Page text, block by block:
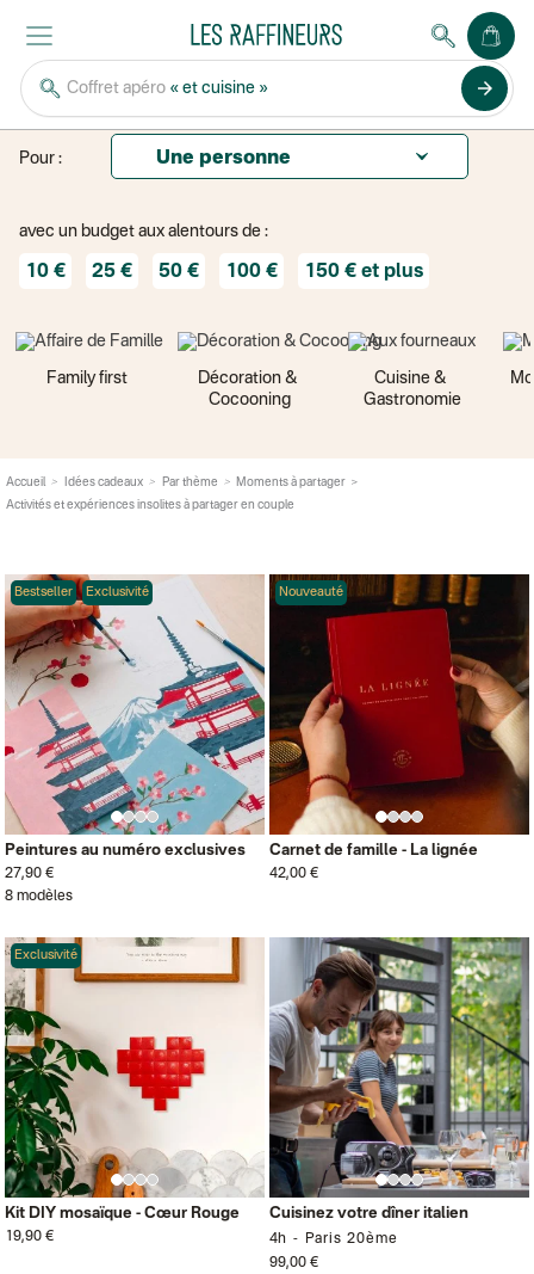
Coffret apéro « et cuisine » arrow_forward
JE CHERCHEUN
CADEAU
Pour :
avec un budget aux alentours de :
10 € 25 € 50 € 100 € 150 € et plus
Family first
Décoration &
Cocooning
Cuisine &
Gastronomie
Accueil Idées cadeaux Par thème Moments à partager >
Activités et expériences insolites à partager en couple
Bestseller Exclusivité
Peintures au numéro exclusives
27,90 €
8 modèles
Nouveauté
Carnet de famille - La lignée
42,00 €
Exclusivité
Kit DIY mosaïque - Cœur Rouge
19,90 €
Cuisinez votre dîner italien
4h
Paris 20ème
99,00 €